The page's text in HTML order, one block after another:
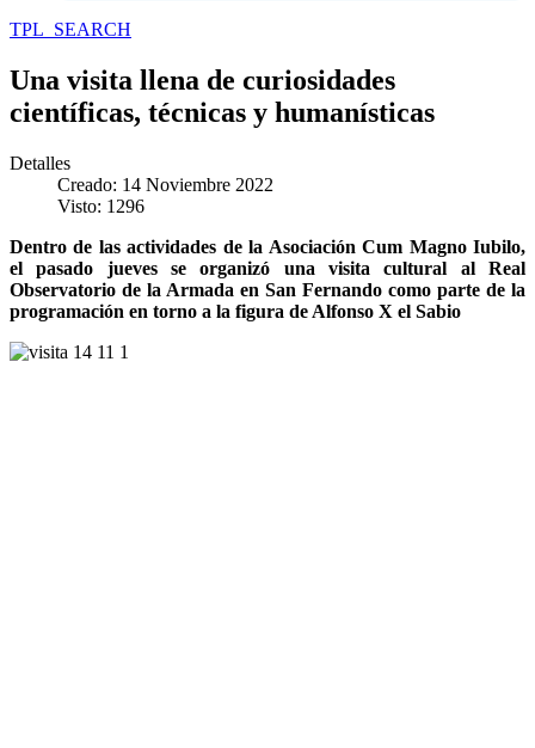
TPL_SEARCH
Una visita llena de curiosidades
científicas, técnicas y humanísticas
Detalles
Creado: 14 Noviembre 2022
Visto: 1296
Dentro de las actividades de la Asociación Cum Magno Iubilo,
el pasado jueves se organizó una visita cultural al Real
Observatorio de la Armada en San Fernando como parte de la
programación en torno a la figura de Alfonso X el Sabio